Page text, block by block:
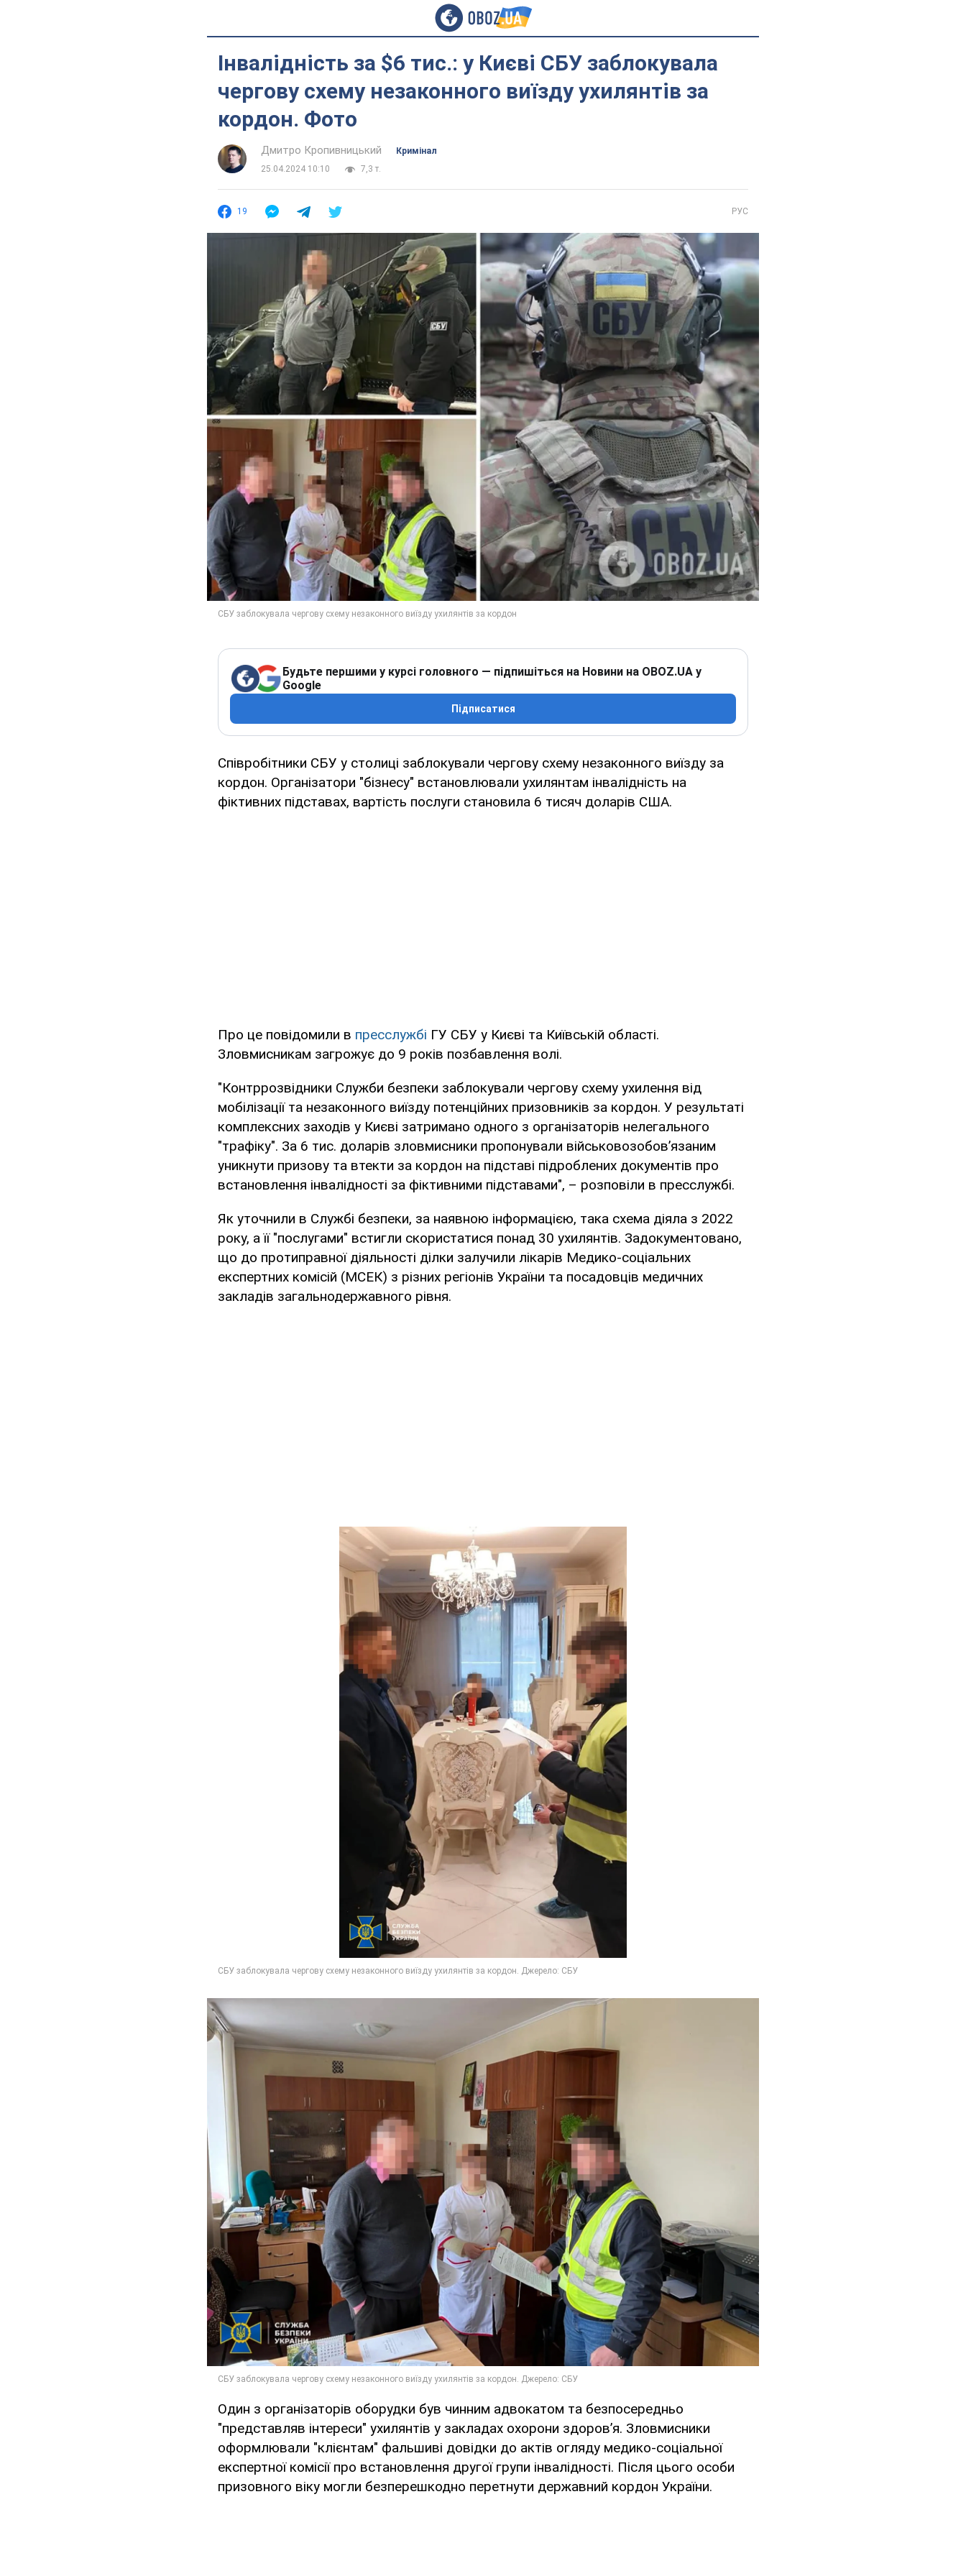
Інвалідність за $6 тис.: у Києві СБУ заблокувала
чергову схему незаконного виїзду ухилянтів за
кордон. Фото
Дмитро Кропивницький
Кримінал
25.04.2024 10:10
7,3 т.
19 РУС
Будьте першими у курсі головного — підпишіться на Новини на OBOZ.UA у
Google
Підписатися
Співробітники СБУ у столиці заблокували чергову схему незаконного виїзду за
кордон. Організатори "бізнесу" встановлювали ухилянтам інвалідність на
фіктивних підставах, вартість послуги становила 6 тисяч доларів США.
Про це повідомили в пресслужбі ГУ СБУ у Києві та Київській області.
Зловмисникам загрожує до 9 років позбавлення волі.
"Контррозвідники Служби безпеки заблокували чергову схему ухилення від
мобілізації та незаконного виїзду потенційних призовників за кордон. У результаті
комплексних заходів у Києві затримано одного з організаторів нелегального
"трафіку". За 6 тис. доларів зловмисники пропонували військовозобов’язаним
уникнути призову та втекти за кордон на підставі підроблених документів про
встановлення інвалідності за фіктивними підставами", – розповіли в пресслужбі.
Як уточнили в Службі безпеки, за наявною інформацією, така схема діяла з 2022
року, а її "послугами" встигли скористатися понад 30 ухилянтів. Задокументовано,
що до протиправної діяльності ділки залучили лікарів Медико-соціальних
експертних комісій (МСЕК) з різних регіонів України та посадовців медичних
закладів загальнодержавного рівня.
Один з організаторів оборудки був чинним адвокатом та безпосередньо
"представляв інтереси" ухилянтів у закладах охорони здоров’я. Зловмисники
оформлювали "клієнтам" фальшиві довідки до актів огляду медико-соціальної
експертної комісії про встановлення другої групи інвалідності. Після цього особи
призовного віку могли безперешкодно перетнути державний кордон України.